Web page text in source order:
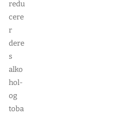
redu
cere
r
dere
s
alko
hol-
og
toba